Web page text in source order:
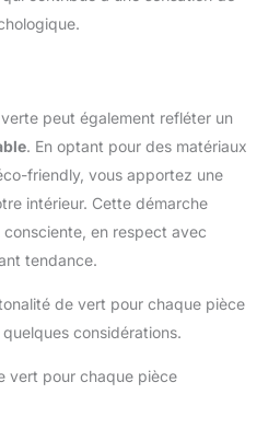
peut également refléter un
. En optant pour des matériaux
friendly, vous apportez une
intérieur. Cette démarche
en respect avec
tendance.
de vert pour chaque pièce
considérations.
vert pour chaque pièce